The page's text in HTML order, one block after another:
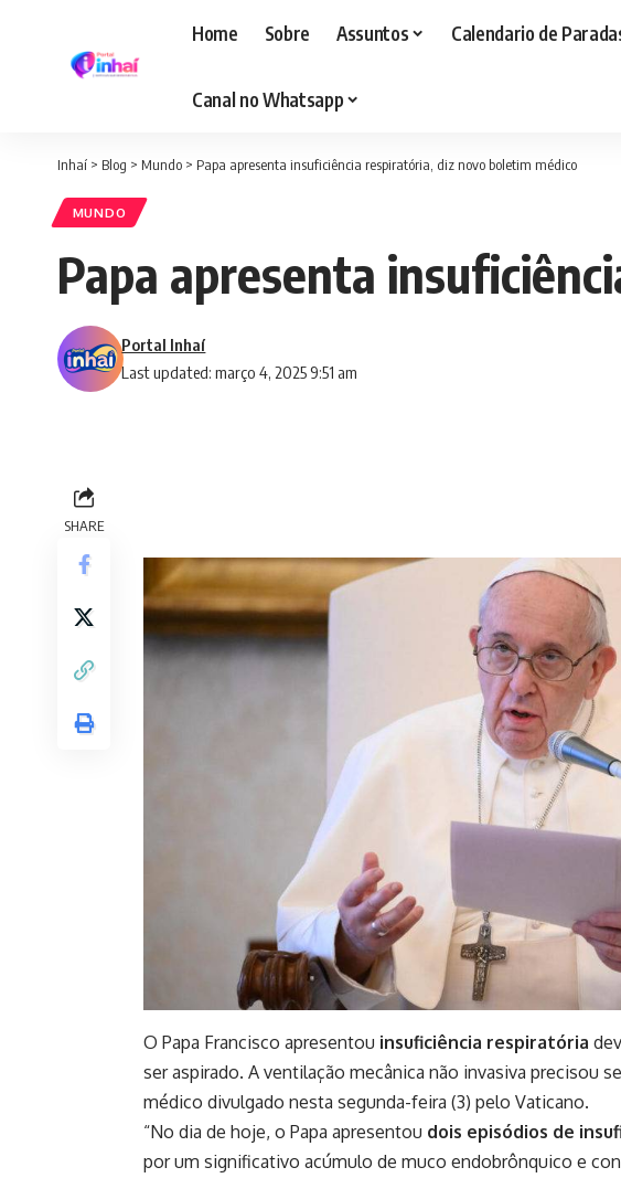
Home Sobre Assuntos Calendario de
Canal no Whatsapp
Inhaí > Blog > Mundo > Papa apresenta insuficiência respiratória, diz novo boletim médico
MUNDO
Papa apresenta
Last updated: março 4, 2025 9:51 am
Portal Inhaí
SHARE
O Papa Francisco apresentou insuficiência respiratória
ser aspirado. A ventilação mecânica não invasiva precisou
médico divulgado nesta segunda-feira (3) pelo Vaticano.
“No dia de hoje, o Papa apresentou dois episódios de
por um significativo acúmulo de muco endobrônquico e